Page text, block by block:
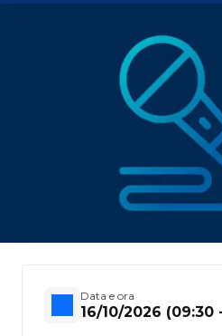
Data e ora
16/10/2026 (09:30